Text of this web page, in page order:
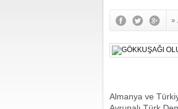
»
Almanya ve